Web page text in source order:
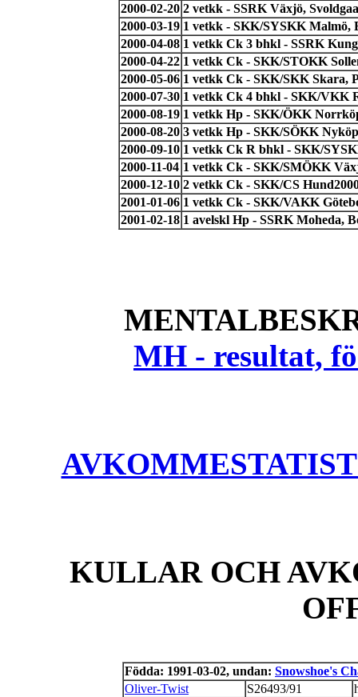
2000-02-20 2 vetkk - SSRK Växjö,
2000-03-19 1 vetkk - SKK/SYSKK Malmö,
2000-04-08 1 vetkk Ck 3 bhkl - SSRK
2000-04-22 1 vetkk Ck - SKK/STOKK
2000-05-06 1 vetkk Ck - SKK/SKK Skara,
2000-07-30 1 vetkk Ck 4 bhkl - SKK/VKK
2000-08-19 1 vetkk Hp - SKK/ÖKK
2000-08-20 3 vetkk Hp - SKK/SÖKK
2000-09-10 1 vetkk Ck R bhkl - SKK/
2000-11-04 1 vetkk Ck - SKK/SMÖKK
2000-12-10 2 vetkk Ck - SKK/CS
2001-01-06 1 vetkk Ck - SKK/VAKK
2001-02-18 1 avelskl Hp - SSRK Moheda,
MH - resultat,
KULLAR OCH
Födda: 1991-03-02, undan: Snowshoe's
Oliver-Twist
S26493/91